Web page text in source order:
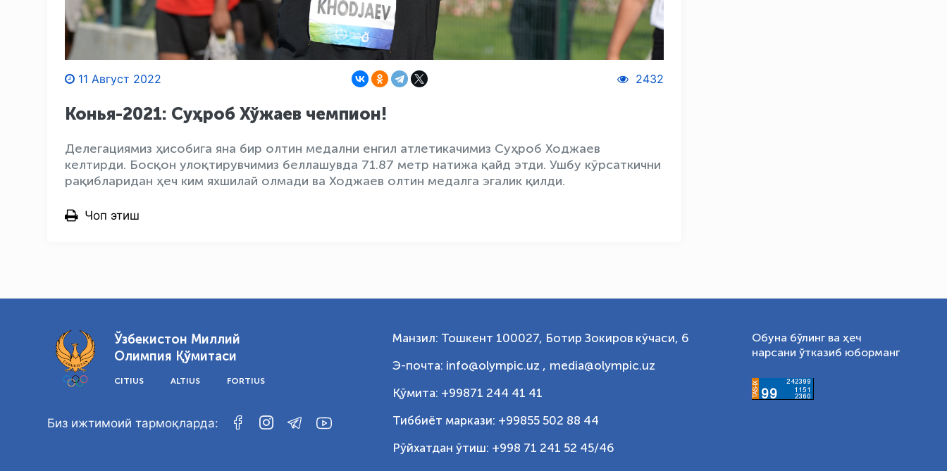
11 Август 2022 2432
Конья-2021: Суҳроб Хўжаев чемпион!
Делегациямиз ҳисобига яна бир олтин медални енгил атлетикачимиз Суҳроб Ходжаев
келтирди. Босқон улоқтирувчимиз беллашувда 71.87 метр натижа қайд этди. Ушбу кўрсаткични
рақибларидан ҳеч ким яхшилай олмади ва Ходжаев олтин медалга эгалик қилди.
Чоп этиш
Ўзбекистон Миллий
Олимпия Қўмитаси
CITIUS ALTIUS FORTIUS
Биз ижтимоий тармоқларда:
Манзил: Тошкент 100027, Ботир Зокиров кўчаси, 6
Э-почта: info@olympic.uz , media@olympic.uz
Қўмита: +99871 244 41 41
Тиббиёт маркази: +99855 502 88 44
Рўйхатдан ўтиш: +998 71 241 52 45/46
Обуна бўлинг ва ҳеч
нарсани ўтказиб юборманг